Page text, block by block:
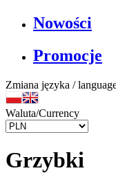
Nowości
Promocje
Zmiana języka /
Waluta/Currency
Grzybki